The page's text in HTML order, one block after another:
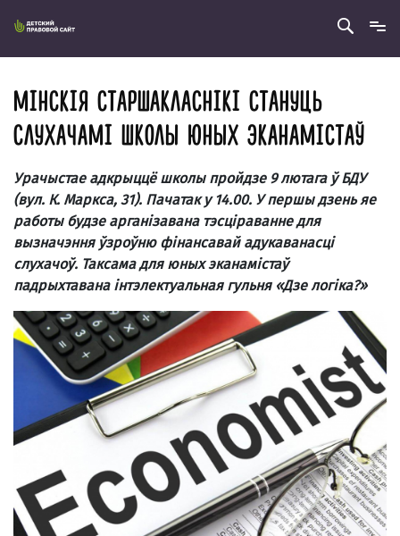
МІНСКІЯ СТАРШАКЛАСНІКІ СТАНУЦЬ
СЛУХАЧАМІ ШКОЛЫ ЮНЫХ ЭКАНАМІСТАЎ
Урачыстае адкрыццё школы пройдзе 9 лютага ў БДУ
(вул. К. Маркса, 31). Пачатак у 14.00. У першы дзень яе
работы будзе арганізавана тэсціраванне для
вызначэння ўзроўню фінансавай адукаванасці
слухачоў. Таксама для юных эканамістаў
падрыхтавана інтэлектуальная гульня «Дзе логіка?»